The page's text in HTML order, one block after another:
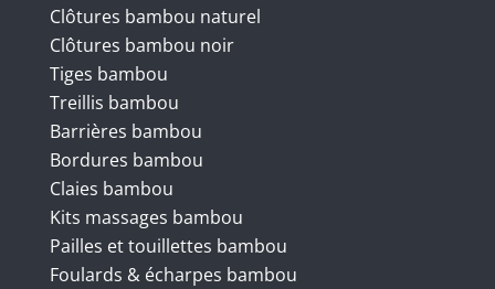
Clôtures bambou naturel
Clôtures bambou noir
Tiges bambou
Treillis bambou
Barrières bambou
Bordures bambou
Claies bambou
Kits massages bambou
Pailles et touillettes bambou
Foulards & écharpes bambou